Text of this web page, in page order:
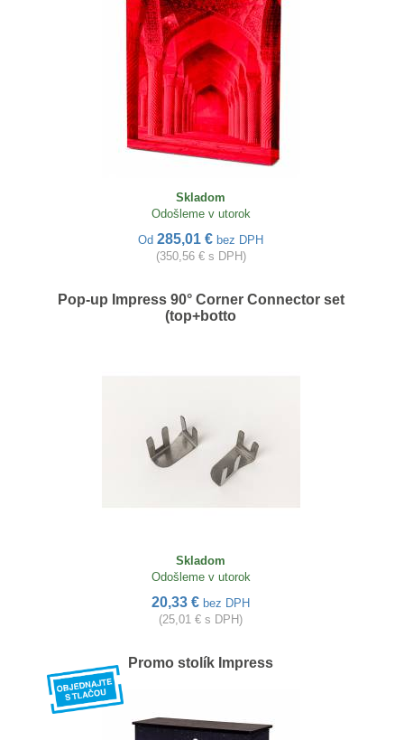
Skladom
Odošleme v utorok
Od 285,01 € bez DPH
(350,56 € s DPH)
Pop-up Impress 90° Corner Connector set
(top+botto
Skladom
Odošleme v utorok
20,33 € bez DPH
(25,01 € s DPH)
Promo stolík Impress